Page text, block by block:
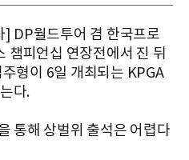
DP월드투어 겸 한국프로
챔피언십 연장전에서 진 뒤
형이 6일 개최되는 KPGA
다.
통해 상벌위 출석은 어렵다